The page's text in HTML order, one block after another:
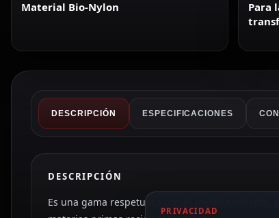
Material Bio-Nylon
Para
DESCRIPCIÓN ESPECIFICACIONES
DESCRIPCIÓN
Es una gama respetuosa con el medio ambiente,
PRIVACIDAD